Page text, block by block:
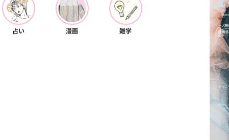
占い 漫画 雑学